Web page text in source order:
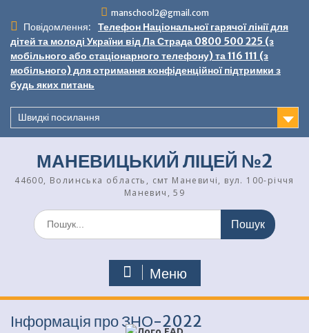
вмісту
manschool2@gmail.com
Повідомлення:
Телефон Національної гарячої лінії для
дітей та молоді України від Ла Страда 0800 500 225 (з
мобільного або стаціонарного телефону) та 116 111 (з
мобільного) для отримання конфіденційної підтримки з
будь яких питань
Швидкі посилання
МАНЕВИЦЬКИЙ ЛІЦЕЙ №2
44600, Волинська область, смт Маневичі, вул. 100-річчя
Маневич, 59
Шукати:
Меню
Інформація про ЗНО-2022